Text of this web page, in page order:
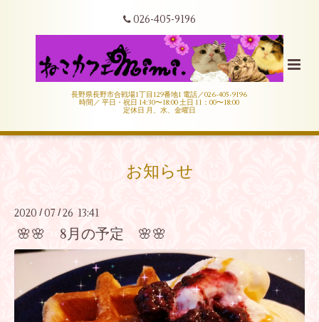
026-405-9196
長野県長野市合戦場1丁目129番地1 電話／026-405-9196
時間／ 平日・祝日 14:30〜18:00 土日 11：00〜18:00
定休日 月、水、金曜日
お知らせ
2020 / 07 /26 13:41
🌸🌸 8月の予定 🌸🌸